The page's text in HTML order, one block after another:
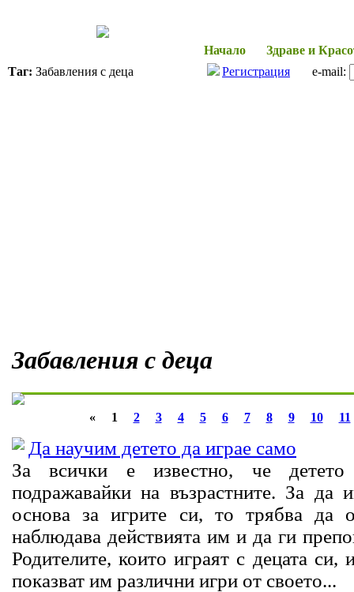
Начало
Здраве и
Таг: Забавления с деца Регистрация e-mail:
Забавления с деца
« 1 2 3 4 5 6 7 8 9 10 11
Да научим детето да играе само
За всички е известно, че детето
подражавайки на възрастните. За да
основа за игрите си, то трябва да
наблюдава действията им и да ги
Родителите, които играят с децата си,
показват им различни игри от своето...